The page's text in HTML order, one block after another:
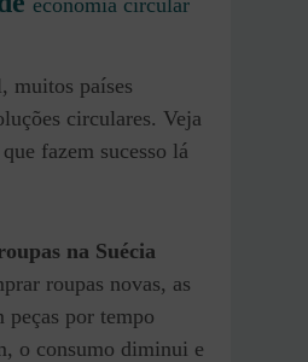
muitos países
circulares. Veja
fazem sucesso lá
na Suécia
roupas novas, as
peças por tempo
o consumo diminui e